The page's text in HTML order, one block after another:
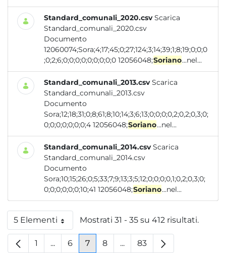
Standard_comunali_2020.csv Scarica
Standard_comunali_2020.csv
Documento
12060074;Sora;4;17;45;0;27;124;3;14;39;1;8;19;0;0;0
;0;2;6;0;0;0;0;0;0;0;0;0 12056048;Soriano...nel...
Standard_comunali_2013.csv Scarica
Standard_comunali_2013.csv
Documento
Sora;12;18;31;0;8;61;8;10;14;3;6;13;0;0;0;0,2;0,2;0,3;0;
0;0;0;0;0;0;0;4 12056048;Soriano...nel...
Standard_comunali_2014.csv Scarica
Standard_comunali_2014.csv
Documento
Sora;10;15;26;0;5;33;7;9;13;3;5;12;0;0;0;0,1;0,2;0,3;0;
0;0;0;0;0;0;10;41 12056048;Soriano...nel...
5 ElementiPer paginaMostrati 31 - 35 su 412 risultati.
Pagina
1 ...Pagine intermedie
Pagina
6 Pagina
7 Pagina
8 ...Pagine intermedie
Pagina
83